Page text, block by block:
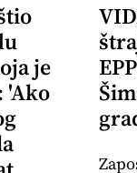
je
'Ako